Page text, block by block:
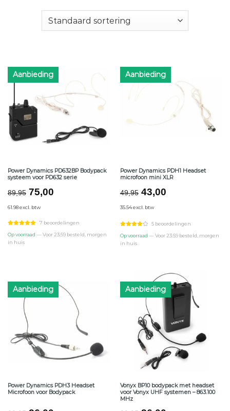
Aanbieding
Power Dynamics PD632BP Bodypack
systeem voor PD632 serie
89,95 Oorspronkelijke
was:
€89,95.
75,00Huidige
€75,00.
61.98 excl. btw
7 beoordelingen
Op voorraad — Voor 23:59 besteld, morgen
in huis
Aanbieding
Power Dynamics PDH1 Headset
microfoon mini XLR
49,95 Oorspronkelijke
was:
€49,95.
43,00Huidige
€43,00.
35.54 excl. btw
5 beoordelingen
Op voorraad — Voor 23:59 besteld, morgen
in huis
Aanbieding
Power Dynamics PDH3 Headset
Microfoon voor Bodypack
Aanbieding
Vonyx BP10 bodypack met headset
voor Vonyx UHF systemen – 863.100
MHz